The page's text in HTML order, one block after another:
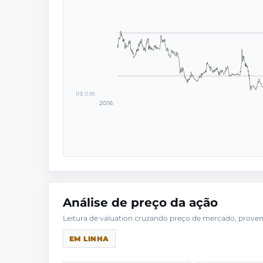
R$ 0,95
2016
Análise de preço da ação
EM LINHA